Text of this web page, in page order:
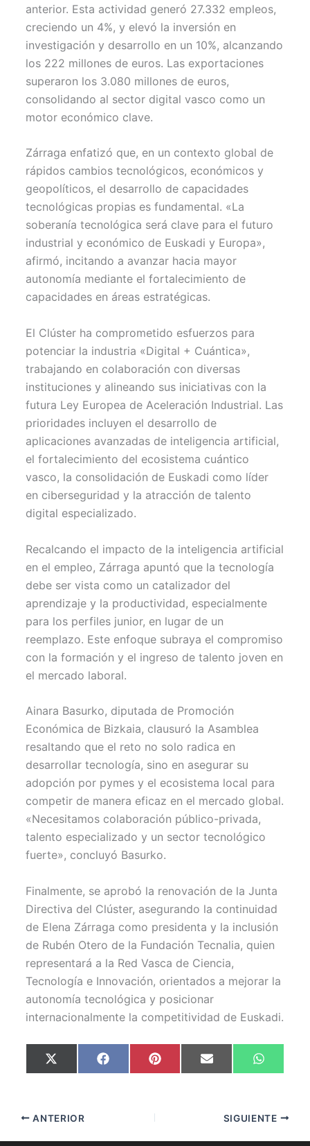
anterior. Esta actividad generó 27.332 empleos,
creciendo un 4%, y elevó la inversión en
investigación y desarrollo en un 10%, alcanzando
los 222 millones de euros. Las exportaciones
superaron los 3.080 millones de euros,
consolidando al sector digital vasco como un
motor económico clave.
Zárraga enfatizó que, en un contexto global de
rápidos cambios tecnológicos, económicos y
geopolíticos, el desarrollo de capacidades
tecnológicas propias es fundamental. «La
soberanía tecnológica será clave para el futuro
industrial y económico de Euskadi y Europa»,
afirmó, incitando a avanzar hacia mayor
autonomía mediante el fortalecimiento de
capacidades en áreas estratégicas.
El Clúster ha comprometido esfuerzos para
potenciar la industria «Digital + Cuántica»,
trabajando en colaboración con diversas
instituciones y alineando sus iniciativas con la
futura Ley Europea de Aceleración Industrial. Las
prioridades incluyen el desarrollo de
aplicaciones avanzadas de inteligencia artificial,
el fortalecimiento del ecosistema cuántico
vasco, la consolidación de Euskadi como líder
en ciberseguridad y la atracción de talento
digital especializado.
Recalcando el impacto de la inteligencia artificial
en el empleo, Zárraga apuntó que la tecnología
debe ser vista como un catalizador del
aprendizaje y la productividad, especialmente
para los perfiles junior, en lugar de un
reemplazo. Este enfoque subraya el compromiso
con la formación y el ingreso de talento joven en
el mercado laboral.
Ainara Basurko, diputada de Promoción
Económica de Bizkaia, clausuró la Asamblea
resaltando que el reto no solo radica en
desarrollar tecnología, sino en asegurar su
adopción por pymes y el ecosistema local para
competir de manera eficaz en el mercado global.
«Necesitamos colaboración público-privada,
talento especializado y un sector tecnológico
fuerte», concluyó Basurko.
Finalmente, se aprobó la renovación de la Junta
Directiva del Clúster, asegurando la continuidad
de Elena Zárraga como presidenta y la inclusión
de Rubén Otero de la Fundación Tecnalia, quien
representará a la Red Vasca de Ciencia,
Tecnología e Innovación, orientados a mejorar la
autonomía tecnológica y posicionar
internacionalmente la competitividad de Euskadi.
Compartir
en
X
(
t
t
r
Compartir
en
F
a
Compartir
en
P
i
t
Compartir
en
E
m en
W
h
A
p
ANTERIOR SIGUIENTE